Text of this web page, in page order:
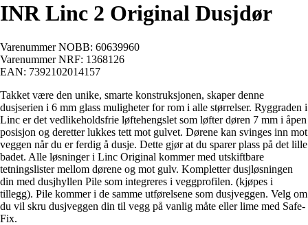
INR Linc 2 Original Dusjdør
Varenummer NOBB: 60639960
Varenummer NRF: 1368126
EAN: 7392102014157
Takket være den unike, smarte konstruksjonen, skaper denne
dusjserien i 6 mm glass muligheter for rom i alle størrelser. Ryggraden i
Linc er det vedlikeholdsfrie løftehengslet som løfter døren 7 mm i åpen
posisjon og deretter lukkes tett mot gulvet. Dørene kan svinges inn mot
veggen når du er ferdig å dusje. Dette gjør at du sparer plass på det lille
badet. Alle løsninger i Linc Original kommer med utskiftbare
tetningslister mellom dørene og mot gulv. Kompletter dusjløsningen
din med dusjhyllen Pile som integreres i veggprofilen. (kjøpes i
tillegg). Pile kommer i de samme utførelsene som dusjveggen. Velg om
du vil skru dusjveggen din til vegg på vanlig måte eller lime med Safe-
Fix.